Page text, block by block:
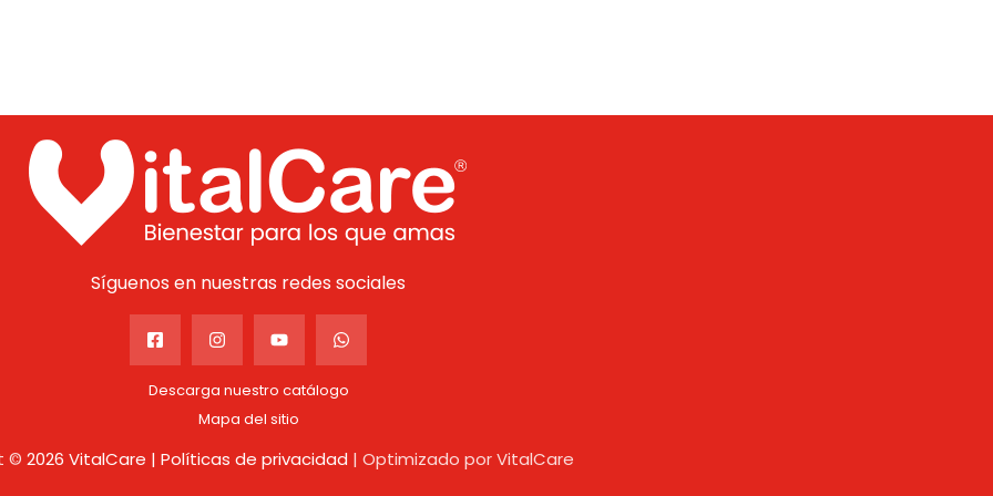
Síguenos en nuestras redes sociales
Descarga nuestro catálogo
Mapa del sitio
© 2026 VitalCare | Políticas de privacidad | Optimizado por VitalCare